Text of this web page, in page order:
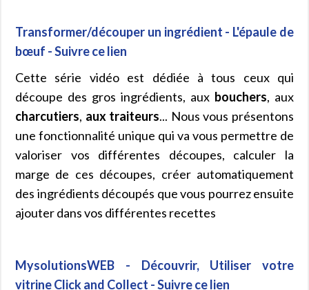
Transformer/découper un ingrédient - L'épaule de
bœuf - Suivre ce lien
Cette série vidéo est dédiée à tous ceux qui
découpe des gros ingrédients, aux bouchers, aux
charcutiers, aux traiteurs... Nous vous présentons
une fonctionnalité unique qui va vous permettre de
valoriser vos différentes découpes, calculer la
marge de ces découpes, créer automatiquement
des ingrédients découpés que vous pourrez ensuite
ajouter dans vos différentes recettes
MysolutionsWEB - Découvrir, Utiliser votre
vitrine Click and Collect - Suivre ce lien